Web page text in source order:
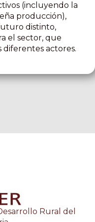
(incluyendo la
producción),
distinto,
el sector, que
diferentes actores.
Rural del